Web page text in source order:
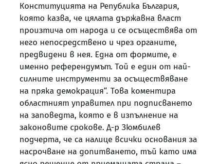
Конституцията на Република България,
която казва, че цялата държавна власт
произтича от народа и се осъществява от
него непосредствено и чрез органите,
предвидени в нея. Една от формите, е
именно референдумът. Той е един от най-
силните инструменти за осъществяване
на пряка демокрация“. Това коментира
областният управител при подписването
на заповедта, която е в изпълнение на
законовите срокове. Д-р Зюмбилев
подчерта, че са налице всички основания за
насрочване на допитването, тъй като има